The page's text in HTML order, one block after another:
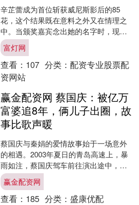
辛芷蕾成为首位斩获威尼斯影后的85
花，这个结果既在意料之外又在情理之
中。当颁奖嘉宾念出她的名字时，现场
出现了耐人寻味的一幕——外国观众反
应平平，反倒是坐在一旁的....
富灯网
查看： 107 分类： 配资专业股票配
资网站
赢金配资网 蔡国庆：被亿万
富婆追8年，俩儿子出圈，故
事比歌声暖
蔡国庆与秦娟的爱情故事始于一场意外
的相遇。2003年夏日的青岛高速上，暴
雨如注，蔡国庆驾车前往演出途中，发
现一辆抛锚的黑色轿车停在应急车道。
这位以《常回家看看》....
赢金配资网
查看： 185 分类： 盛康优配